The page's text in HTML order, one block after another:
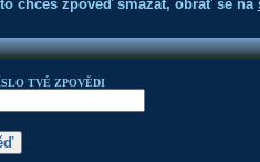
chceš zpověď smazat, obrať se na
TVÉ ZPOVĚDI